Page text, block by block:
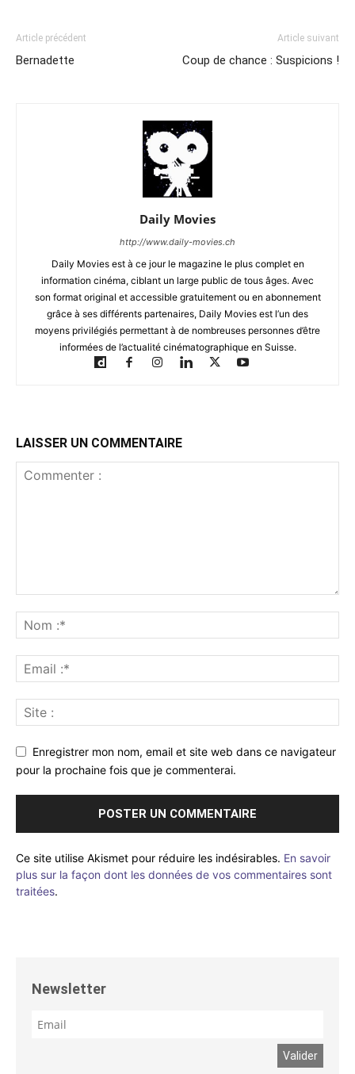
Article précédent
Bernadette
Article suivant
Coup de chance : Suspicions !
Daily Movies
http://www.daily-movies.ch
Daily Movies est à ce jour le magazine le plus complet en
information cinéma, ciblant un large public de tous âges. Avec
son format original et accessible gratuitement ou en abonnement
grâce à ses différents partenaires, Daily Movies est l’un des
moyens privilégiés permettant à de nombreuses personnes d’être
informées de l’actualité cinématographique en Suisse.
LAISSER UN COMMENTAIRE
Enregistrer mon nom, email et site web dans ce navigateur
pour la prochaine fois que je commenterai.
Ce site utilise Akismet pour réduire les indésirables. En savoir
plus sur la façon dont les données de vos commentaires sont
traitées.
Newsletter